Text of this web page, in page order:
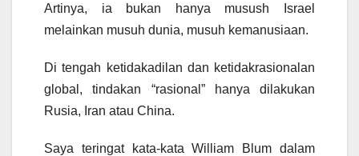
Artinya, ia bukan hanya musush Israel
melainkan musuh dunia, musuh kemanusiaan.
Di tengah ketidakadilan dan ketidakrasionalan
global, tindakan “rasional” hanya dilakukan
Rusia, Iran atau China.
Saya teringat kata-kata William Blum dalam